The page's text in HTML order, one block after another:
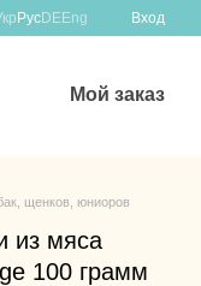
РусDEEng Вход
Мой заказ
щенков, юниоров
из мяса
100 грамм